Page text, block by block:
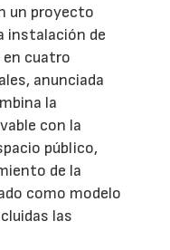
un proyecto
instalación de
cuatro
anunciada
la
con la
público,
de la
como modelo
las